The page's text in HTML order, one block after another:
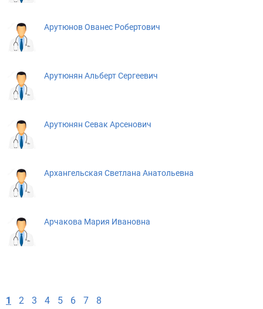
Арутюнов Ованес Робертович
Арутюнян Альберт Сергеевич
Арутюнян Севак Арсенович
Архангельская Светлана Анатольевна
Арчакова Мария Ивановна
1 2 3 4 5 6 7 8